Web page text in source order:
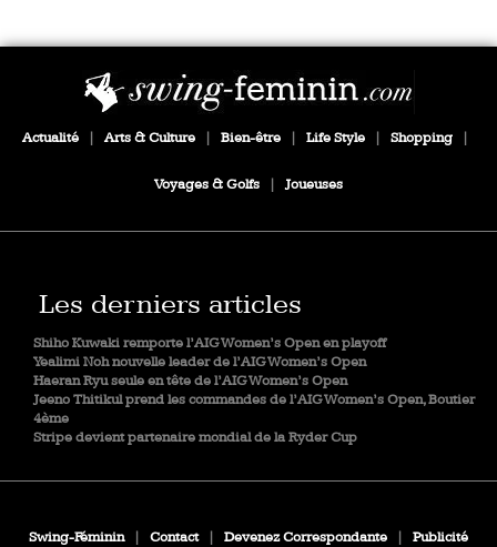
Actualité | Arts & Culture | Bien-être | Life Style | Shopping |
Voyages & Golfs | Joueuses
Les derniers articles
Shiho Kuwaki remporte l’AIG Women’s Open en playoff
Yealimi Noh nouvelle leader de l’AIG Women’s Open
Haeran Ryu seule en tête de l’AIG Women’s Open
Jeeno Thitikul prend les commandes de l’AIG Women’s Open, Boutier
4ème
Stripe devient partenaire mondial de la Ryder Cup
Swing-Féminin | Contact | Devenez Correspondante | Publicité